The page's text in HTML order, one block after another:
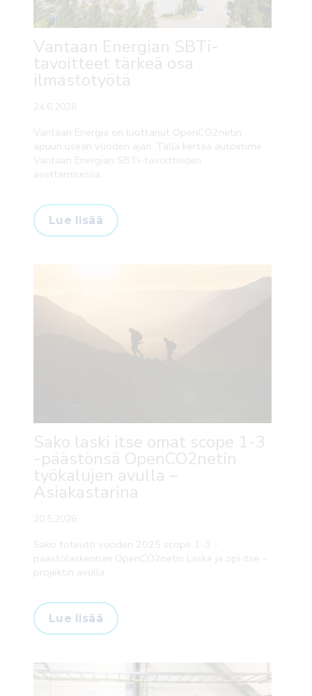
Vantaan Energian SBTi-
tavoitteet tärkeä osa
ilmastotyötä
24.6.2026
Vantaan Energia on luottanut OpenCO2netin
apuun usean vuoden ajan. Tällä kertaa autoimme
Vantaan Energian SBTi-tavoitteiden
asettamisessa.
Lue lisää
Sako laski itse omat scope 1-3
-päästönsä OpenCO2netin
työkalujen avulla –
Asiakastarina
20.5.2026
Sako toteutti vuoden 2025 scope 1-3 -
päästölaskennan OpenCO2netin Laske ja opi itse -
projektin avulla.
Lue lisää